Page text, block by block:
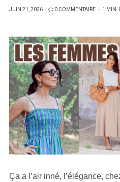
PUBLIÉ
JUIN 21, 2026 0 COMMENTAIRE 1 MIN.
Ça a l’air inné, l’élégance,